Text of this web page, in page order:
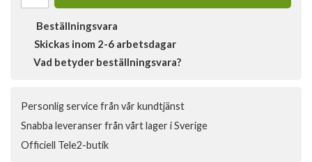
Beställningsvara
Skickas inom 2-6 arbetsdagar
Vad betyder beställningsvara?
Personlig service från vår kundtjänst
Snabba leveranser från vårt lager i Sverige
Officiell Tele2-butik